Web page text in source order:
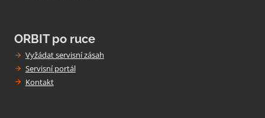
ORBIT po ruce
Vyžádat servisní zásah
Servisní portál
Kontakt